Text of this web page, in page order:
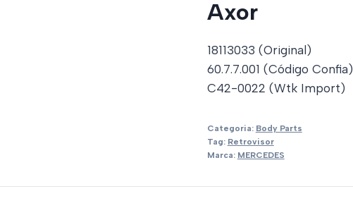
Axor
18113033 (Original)
60.7.7.001 (Código Confia)
C42-0022 (Wtk Import)
Categoria: Body Parts
Tag: Retrovisor
Marca: MERCEDES